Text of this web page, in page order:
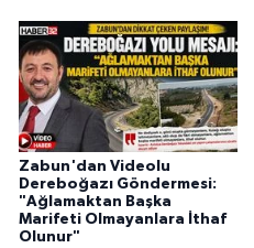
Zabun'dan Videolu
Dereboğazı Göndermesi:
"Ağlamaktan Başka
Marifeti Olmayanlara İthaf
Olunur"